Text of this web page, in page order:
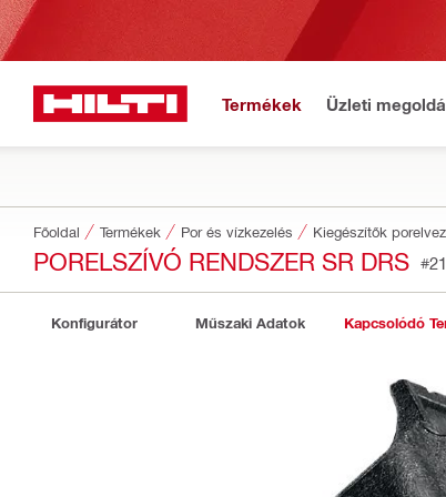
Termékek Üzleti
Főoldal Termékek Por és vízkezelés Kiegészítők
PORELSZÍVÓ RENDSZER SR DRS
Konfigurátor Műszaki Adatok Kapcsolódó